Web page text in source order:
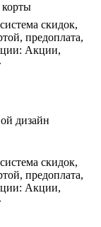
дизайн
скидок,
предоплата,
Акции,
скидок,
предоплата,
Акции,